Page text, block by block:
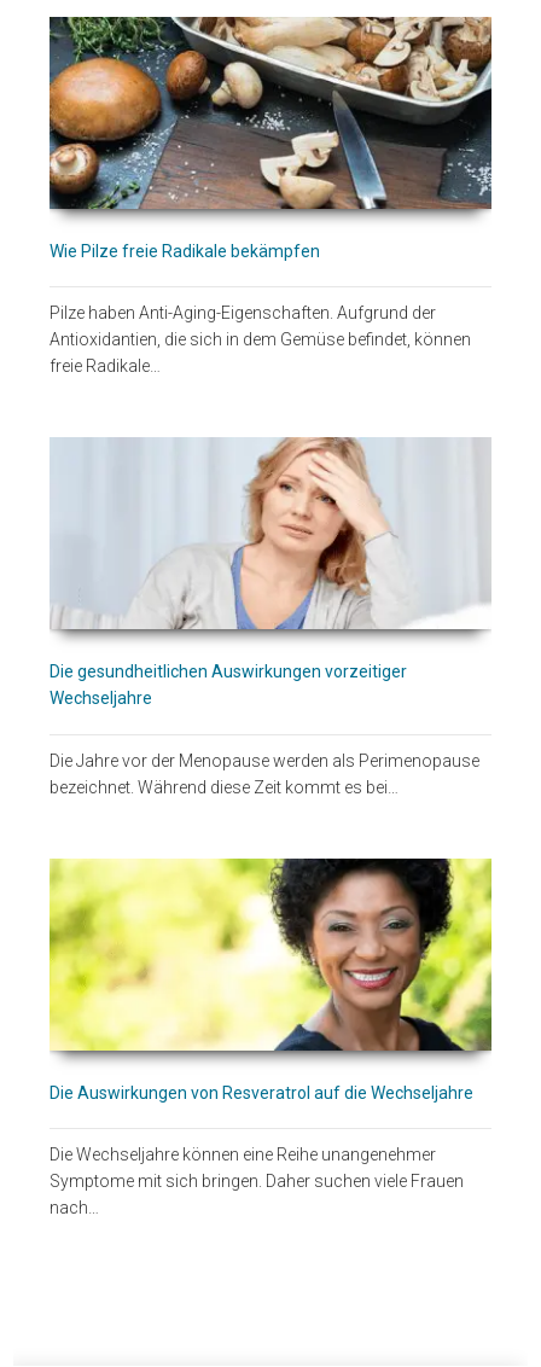
Wie Pilze freie Radikale bekämpfen
Pilze haben Anti-Aging-Eigenschaften. Aufgrund der
Antioxidantien, die sich in dem Gemüse befindet, können
freie Radikale…
Die gesundheitlichen Auswirkungen vorzeitiger
Wechseljahre
Die Jahre vor der Menopause werden als Perimenopause
bezeichnet. Während diese Zeit kommt es bei…
Die Auswirkungen von Resveratrol auf die Wechseljahre
Die Wechseljahre können eine Reihe unangenehmer
Symptome mit sich bringen. Daher suchen viele Frauen
nach…